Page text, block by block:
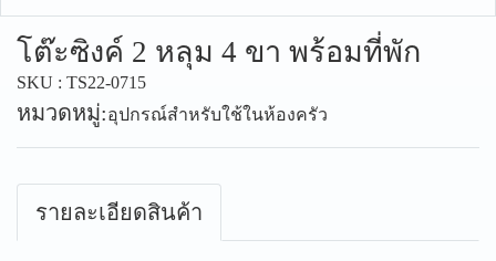
โต๊ะซิงค์ 2 หลุม 4 ขา พร้อมที่พัก
SKU : TS22-0715
หมวดหมู่:อุปกรณ์สำหรับใช้ในห้องครัว
รายละเอียดสินค้า